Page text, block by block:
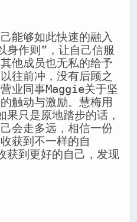
能够如此快速的融入
身作则”，让自己信服
他成员也无私的给予
往前冲，没有后顾之
业同事Maggie关于坚
触动与激励。慧梅用
果只是原地踏步的话，
会走多远，相信一份
获到不一样的自
获到更好的自己，发现